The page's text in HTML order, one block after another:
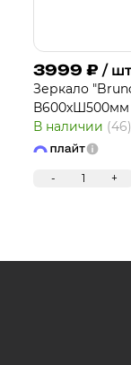
3999₽ /
Зеркало
В600хШ500мм
В наличии (46)
- 1 +